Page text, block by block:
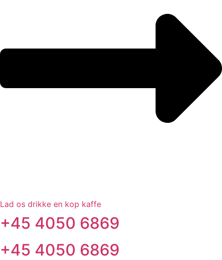
Lad os drikke en kop kaffe
+45 4050 6869
+45 4050 6869